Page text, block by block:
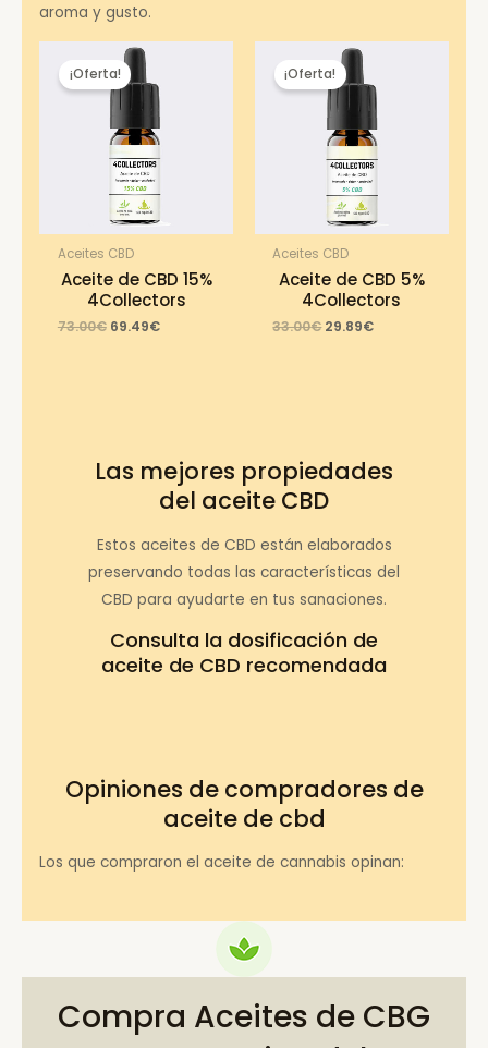
aroma y gusto.
¡Oferta!
Aceites CBD
Aceite de CBD 15%
4Collectors
73.00€ Original
69.49€Current
¡Oferta!
Aceites CBD
Aceite de CBD 5%
4Collectors
33.00€ Original
29.89€Current
Las mejores propiedades
del aceite CBD
Estos aceites de CBD están elaborados
preservando todas las características del
CBD para ayudarte en tus sanaciones.
Consulta la dosificación de
aceite de CBD recomendada
Opiniones de compradores de
aceite de cbd
Los que compraron el aceite de cannabis opinan:
Compra Aceites de CBG